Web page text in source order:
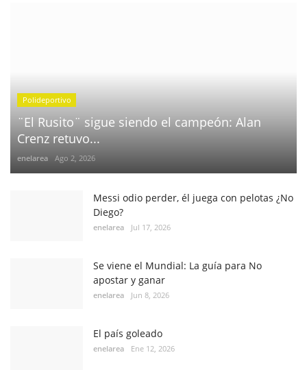
Polideportivo
¨El Rusito¨ sigue siendo el campeón: Alan
Crenz retuvo...
enelarea Ago 2, 2026
Messi odio perder, él juega con pelotas ¿No
Diego?
enelarea Jul 17, 2026
Se viene el Mundial: La guía para No
apostar y ganar
enelarea Jun 8, 2026
El país goleado
enelarea Ene 12, 2026